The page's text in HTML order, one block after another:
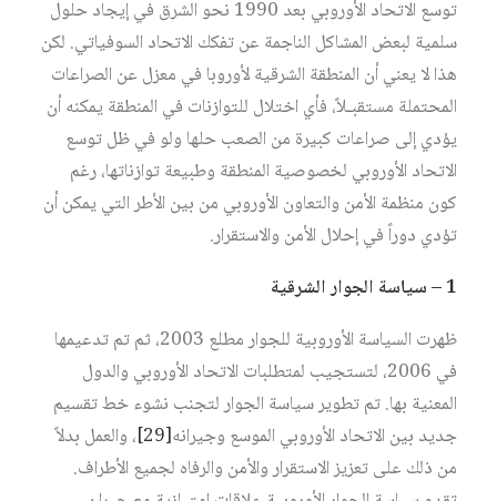
توسع الاتحاد الأوروبي بعد 1990 نحو الشرق في إيجاد حلول
سلمية لبعض المشاكل الناجمة عن تفكك الاتحاد السوفياتي. لكن
هذا لا يعني أن المنطقة الشرقية لأوروبا في معزل عن الصراعات
المحتملة مستقبـلاً، فأي اختلال للتوازنات في المنطقة يمكنه أن
يؤدي إلى صراعات كبيرة من الصعب حلها ولو في ظل توسع
الاتحاد الأوروبي لخصوصية المنطقة وطبيعة توازناتها، رغم
كون منظمة الأمن والتعاون الأوروبي من بين الأطر التي يمكن أن
تؤدي دوراً في إحلال الأمن والاستقرار.
1 – سياسة الجوار الشرقية
ظهرت السياسة الأوروبية للجوار مطلع 2003، ثم تم تدعيمها
في 2006، لتستجيب لمتطلبات الاتحاد الأوروبي والدول
المعنية بها. تم تطوير سياسة الجوار لتجنب نشوء خط تقسيم
جديد بين الاتحاد الأوروبي الموسع وجيرانه‏[29]
، والعمل بدلاً
من ذلك على تعزيز الاستقرار والأمن والرفاه لجميع الأطراف.